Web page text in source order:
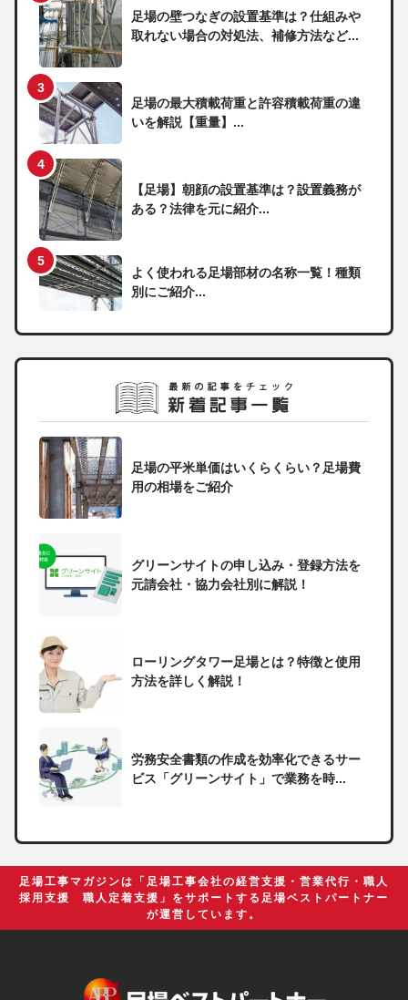
足場の壁つなぎの設置基準は？仕組みや
取れない場合の対処法、補修方法など...
足場の最大積載荷重と許容積載荷重の違
いを解説【重量】...
【足場】朝顔の設置基準は？設置義務が
ある？法律を元に紹介...
よく使われる足場部材の名称一覧！種類
別にご紹介...
足場の平米単価はいくらくらい？足場費
用の相場をご紹介
グリーンサイトの申し込み・登録方法を
元請会社・協力会社別に解説！
ローリングタワー足場とは？特徴と使用
方法を詳しく解説！
労務安全書類の作成を効率化できるサー
ビス「グリーンサイト」で業務を時...
届いたらどうしたらいい？
足場工事マガジンは「足場工事会社の経営支援・営業代行・職人
採用支援 職人定着支援」をサポートする足場ベストパートナー
が運営しています。